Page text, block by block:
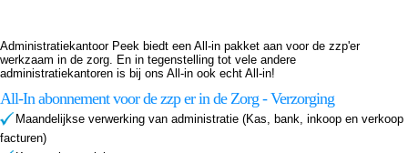
Administratiekantoor Peek biedt een All-in pakket aan voor de zzp'er
werkzaam in de zorg. En in tegenstelling tot vele andere
administratiekantoren is bij ons All-in ook echt All-in!
All-In abonnement voor de zzp er in de Zorg - Verzorging
Maandelijkse verwerking van administratie (Kas, bank, inkoop en verkoop
facturen)